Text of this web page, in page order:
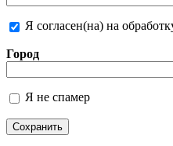
Я согласен(на) на
Город
Я не спамер
Я спамер